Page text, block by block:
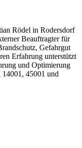
Rödel in Rodersdorf
Beauftragter für
Gefahrgut
Erfahrung unterstützt
und Optimierung
14001, 45001 und